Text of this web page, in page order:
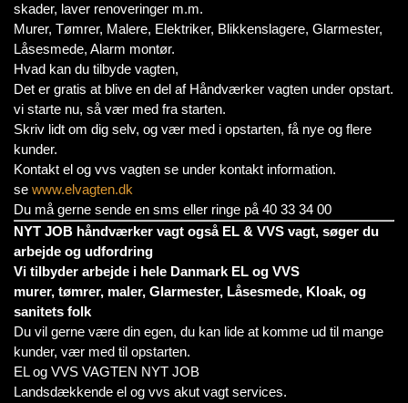
skader, laver renoveringer m.m.
Murer, Tømrer, Malere, Elektriker, Blikkenslagere, Glarmester,
Låsesmede, Alarm montør.
Hvad kan du tilbyde vagten,
Det er gratis at blive en del af Håndværker vagten under opstart.
vi starte nu, så vær med fra starten.
Skriv lidt om dig selv, og vær med i opstarten, få nye og flere
kunder.
Kontakt el og vvs vagten se under kontakt information.
se www.elvagten.dk
Du må gerne sende en sms eller ringe på 40 33 34 00
NYT JOB håndværker vagt også EL & VVS vagt, søger du
arbejde og udfordring
Vi tilbyder arbejde i hele Danmark EL og VVS
murer, tømrer, maler, Glarmester, Låsesmede, Kloak, og
sanitets folk
Du vil gerne være din egen, du kan lide at komme ud til mange
kunder, vær med til opstarten.
EL og VVS VAGTEN NYT JOB
Landsdækkende el og vvs akut vagt services.